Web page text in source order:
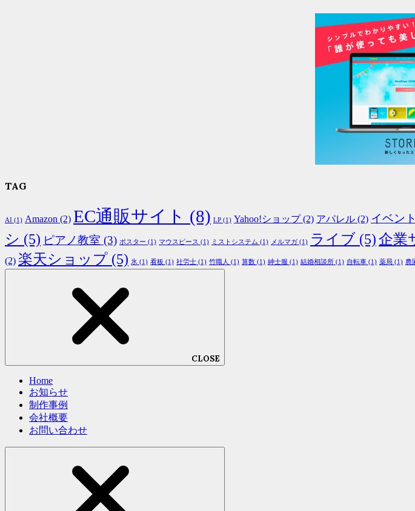
TAG
AI (1) Amazon (2) EC通販サイト (8) LP (1) Yahoo!ショップ(2) アパレル (2) イベント
シ (5) ピアノ教室 (3) ポスター (1) マウスピース (1) ミストシステム (1) メルマガ (1) ライブ (5)企業
(2) 楽天ショップ (5) 氷 (1) 看板 (1) 社労士 (1) 竹職人 (1) 算数 (1) 紳士服 (1) 結婚相談所 (1) 自転車 (1) 薬局 (1) 農
CLOSE
Home
お知らせ
制作事例
会社概要
お問い合わせ